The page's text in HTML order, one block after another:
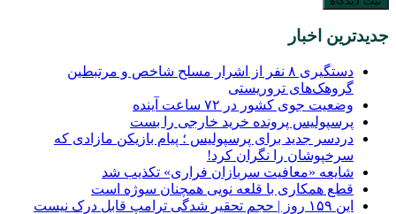
جدیدترین اخبار
دستگیری ۸ نفر از اشرار مسلح شاخص و مرتبطین
گروهک‌های تروریستی
وضعیت جوی کشور در ۷۲ ساعت آینده
پرسپولیس پرونده خرید خارجی را بست
دردسر جدید برای پرسپولیس ؛ پیام بازیکن مازادی که
سرخپوشان را نگران کرد!
شایعه «معافیت سربازان فراری» تکذیب شد
قطع همکاری با قلعه نویی همچنان سوژه است
این ۱۵۹ روز | حجم تحقیر شدگی ترامپ قابل درک نیست